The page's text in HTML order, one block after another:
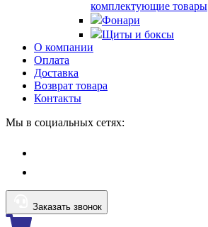
комплектующие товары
Фонари
Щиты и боксы
О компании
Оплата
Доставка
Возврат товара
Контакты
Мы в социальных сетях:
Заказать звонок